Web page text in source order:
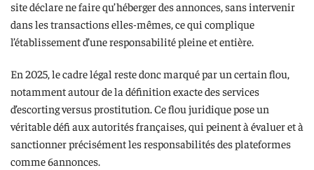
site déclare ne faire qu’héberger des annonces, sans intervenir
dans les transactions elles-mêmes, ce qui complique
l’établissement d’une responsabilité pleine et entière.
En 2025, le cadre légal reste donc marqué par un certain flou,
notamment autour de la définition exacte des services
d’escorting versus prostitution. Ce flou juridique pose un
véritable défi aux autorités françaises, qui peinent à évaluer et à
sanctionner précisément les responsabilités des plateformes
comme 6annonces.